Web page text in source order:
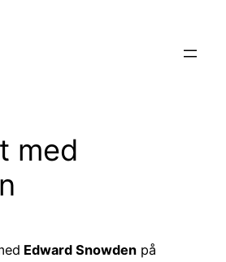
med
Edward Snowden på